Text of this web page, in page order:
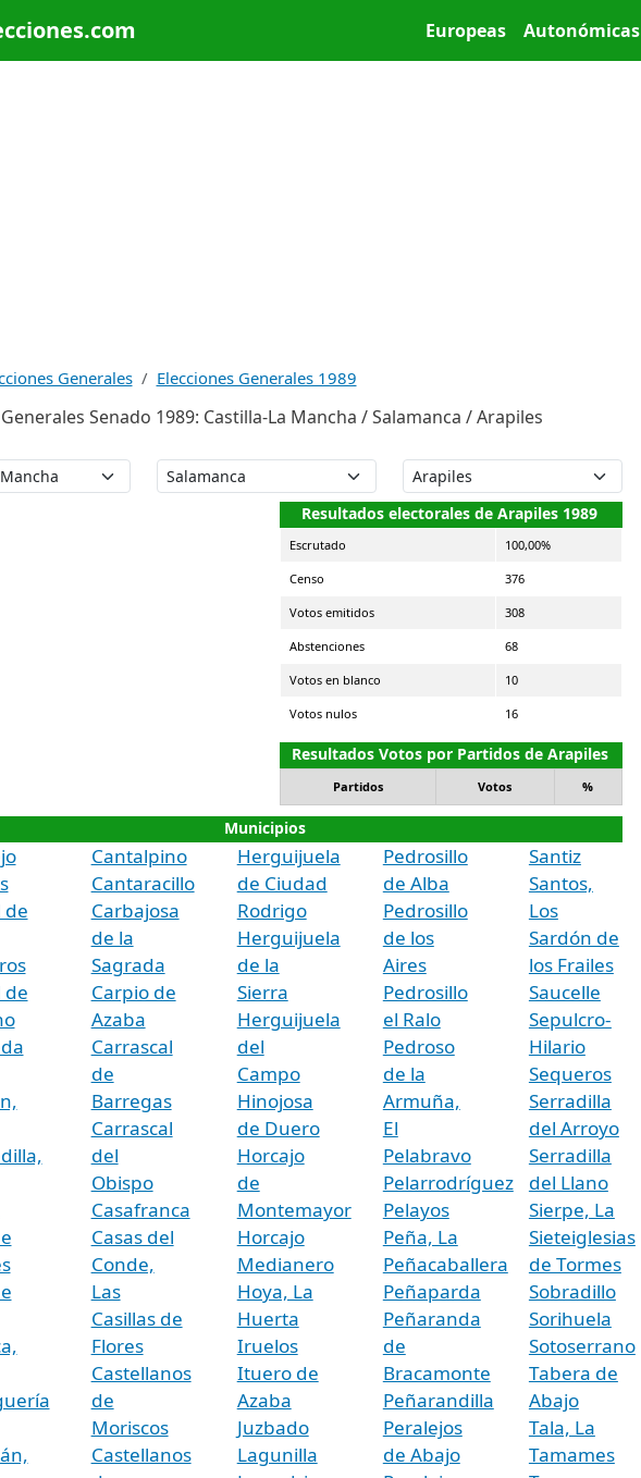
Main menu
Europeas Autonómicas
Generales Elecciones Generales 1989
Senado 1989: Castilla-La Mancha / Salamanca / Arapiles
Resultados electorales de Arapiles 1989
Escrutado 100,00%
Censo 376
Votos emitidos 308
Abstenciones 68
Votos en blanco 10
Votos nulos 16
Resultados Votos por Partidos de Arapiles
Partidos Votos %
Municipios
de
de
Cantalpino
Cantaracillo
Carbajosa
de la
Sagrada
Carpio de
Azaba
Carrascal
de
Barregas
Carrascal
del
Obispo
Casafranca
Casas del
Conde,
Las
Casillas de
Flores
Castellanos
de
Moriscos
Castellanos
Herguijuela
de Ciudad
Rodrigo
Herguijuela
de la
Sierra
Herguijuela
del
Campo
Hinojosa
de Duero
Horcajo
de
Montemayor
Horcajo
Medianero
Hoya, La
Huerta
Iruelos
Ituero de
Azaba
Juzbado
Lagunilla
Pedrosillo
de Alba
Pedrosillo
de los
Aires
Pedrosillo
el Ralo
Pedroso
de la
Armuña,
El
Pelabravo
Pelarrodríguez
Pelayos
Peña, La
Peñacaballera
Peñaparda
Peñaranda
de
Bracamonte
Peñarandilla
Peralejos
de Abajo
Santiz
Santos,
Los
Sardón de
los Frailes
Saucelle
Sepulcro-
Hilario
Sequeros
Serradilla
del Arroyo
Serradilla
del Llano
Sierpe, La
Sieteiglesias
de Tormes
Sobradillo
Sorihuela
Sotoserrano
Tabera de
Abajo
Tala, La
Tamames